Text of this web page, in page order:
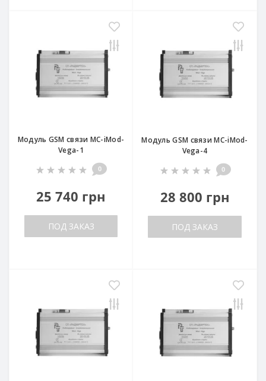
Модуль GSM связи МС-iMod-
Vega-1
0
25 740 грн
ПОД ЗАКАЗ
Модуль GSM связи МС-iMod-
Vega-4
0
28 800 грн
ПОД ЗАКАЗ